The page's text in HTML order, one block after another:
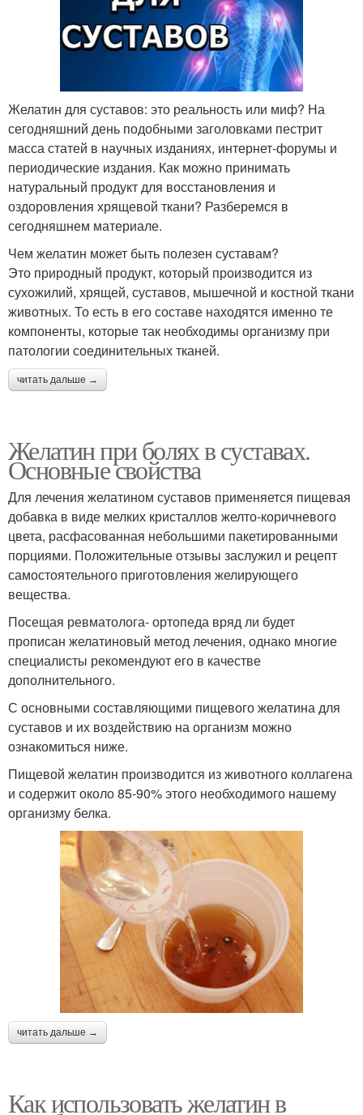
Желатин для суставов: это реальность или миф? На
сегодняшний день подобными заголовками пестрит
масса статей в научных изданиях, интернет-форумы и
периодические издания. Как можно принимать
натуральный продукт для восстановления и
оздоровления хрящевой ткани? Разберемся в
сегодняшнем материале.
Чем желатин может быть полезен суставам?
Это природный продукт, который производится из
сухожилий, хрящей, суставов, мышечной и костной ткани
животных. То есть в его составе находятся именно те
компоненты, которые так необходимы организму при
патологии соединительных тканей.
читать дальше →
Желатин при болях в суставах.
Основные свойства
Для лечения желатином суставов применяется пищевая
добавка в виде мелких кристаллов желто-коричневого
цвета, расфасованная небольшими пакетированными
порциями. Положительные отзывы заслужил и рецепт
самостоятельного приготовления желирующего
вещества.
Посещая ревматолога- ортопеда вряд ли будет
прописан желатиновый метод лечения, однако многие
специалисты рекомендуют его в качестве
дополнительного.
С основными составляющими пищевого желатина для
суставов и их воздействию на организм можно
ознакомиться ниже.
Пищевой желатин производится из животного коллагена
и содержит около 85-90% этого необходимого нашему
организму белка.
читать дальше →
Как использовать желатин в